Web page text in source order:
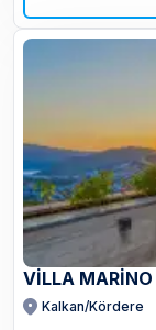
VİLLA MARİNO
Kalkan/Kördere